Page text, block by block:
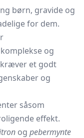
børn, gravide og
for dem.
og
kræver et godt
og
såsom
effekt.
og pebermynte